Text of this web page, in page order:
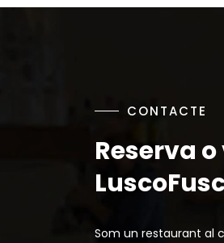
CONTACTE
Reserva
Som un restaurant al